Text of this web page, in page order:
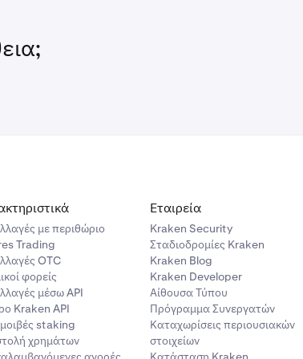
και 60 λεπτά για αυτούς που
(μία επιβεβαίωση). Αυτό είναι
με περιθώριο
Trading
OTC
φορείς
μέσω API
Kraken API
staking
χρημάτων
Εταιρεία
Kraken Security
Σταδιοδρομίες Kraken
Kraken Blog
Kraken Developer
Αίθουσα Τύπου
Πρόγραμμα Συνεργατών
Καταχωρίσεις περιουσιακών
στοιχείων